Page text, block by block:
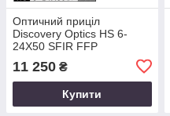
Оптичний приціл
Discovery Optics HS 6-
24X50 SFIR FFP
11 250 ₴
Купити